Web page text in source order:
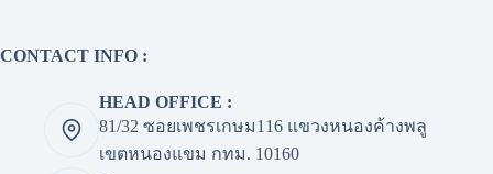
CONTACT INFO :
HEAD OFFICE :
81/32 ซอยเพชรเกษม116 แขวงหนองค้างพลู
เขตหนองแขม กทม. 10160